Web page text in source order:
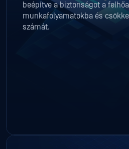
beépítve a biztonságot a
munkafolyamatokba és
számát.